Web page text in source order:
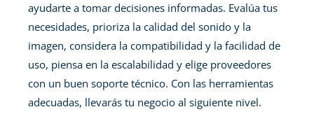
ayudarte a tomar decisiones informadas. Evalúa tus
necesidades, prioriza la calidad del sonido y la
imagen, considera la compatibilidad y la facilidad de
uso, piensa en la escalabilidad y elige proveedores
con un buen soporte técnico. Con las herramientas
adecuadas, llevarás tu negocio al siguiente nivel.